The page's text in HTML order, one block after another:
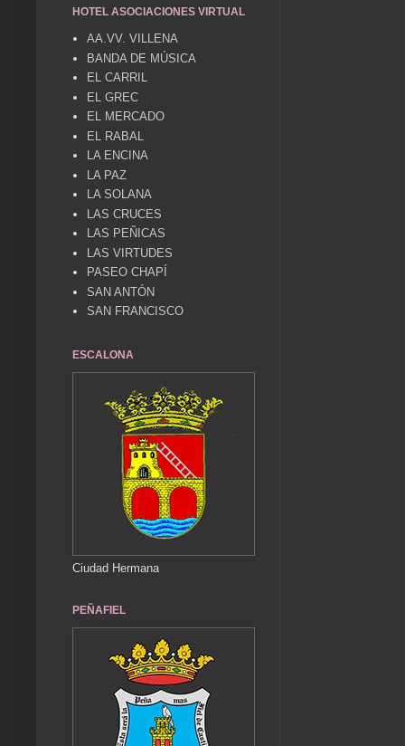
HOTEL ASOCIACIONES VIRTUAL
AA.VV. VILLENA
BANDA DE MÚSICA
EL CARRIL
EL GREC
EL MERCADO
EL RABAL
LA ENCINA
LA PAZ
LA SOLANA
LAS CRUCES
LAS PEÑICAS
LAS VIRTUDES
PASEO CHAPÍ
SAN ANTÓN
SAN FRANCISCO
ESCALONA
Ciudad Hermana
PEÑAFIEL